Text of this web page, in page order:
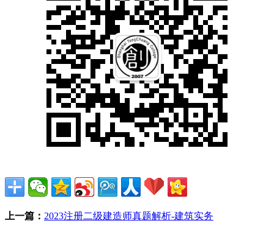
上一篇： 2023注册二级建造师真题解析-建筑实务